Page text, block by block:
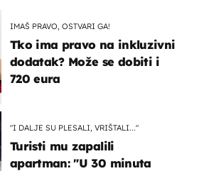
IMAŠ PRAVO, OSTVARI GA!
Tko ima pravo na inkluzivni
dodatak? Može se dobiti i
720 eura
"I DALJE SU PLESALI, VRIŠTALI..."
Turisti mu zapalili
apartman: "U 30 minuta